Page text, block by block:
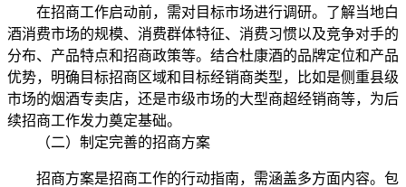
在招商工作启动前，需对目标市场进行调研。了解当地白
酒消费市场的规模、消费群体特征、消费习惯以及竞争对手的
分布、产品特点和招商政策等。结合杜康酒的品牌定位和产品
优势，明确目标招商区域和目标经销商类型，比如是侧重县级
市场的烟酒专卖店，还是市级市场的大型商超经销商等，为后
续招商工作发力奠定基础。
（二）制定完善的招商方案
招商方案是招商工作的行动指南，需涵盖多方面内容。包